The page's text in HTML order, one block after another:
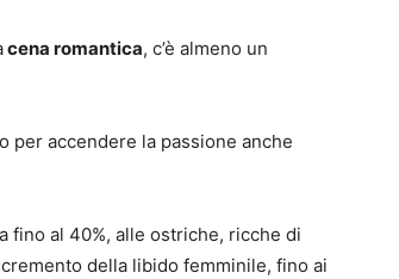
cena romantica, c’è almeno un
per accendere la passione anche
fino al 40%, alle ostriche, ricche di
della libido femminile, fino ai